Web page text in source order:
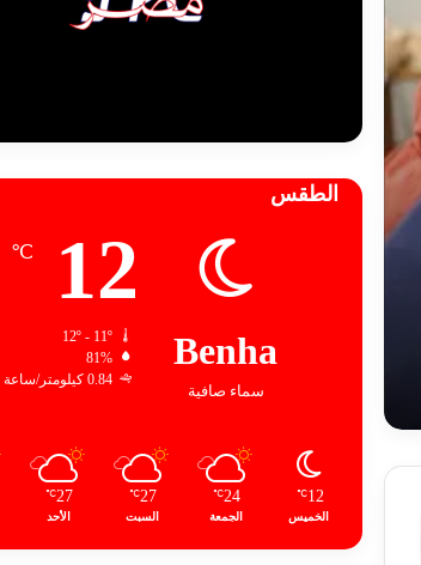
الطقس
Benha
سماء صافية
12
℃
81%
0.84 كيلومتر/ساعة
12
℃
الخميس
24
℃
الجمعة
27
℃
السبت
27
℃
الأحد